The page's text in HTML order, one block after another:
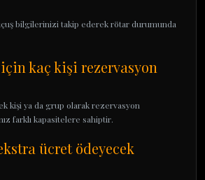
bilgilerinizi takip ederek rötar durumunda
kaç kişi rezervasyon
kişi ya da grup olarak rezervasyon
farklı kapasitelere sahiptir.
ücret ödeyecek